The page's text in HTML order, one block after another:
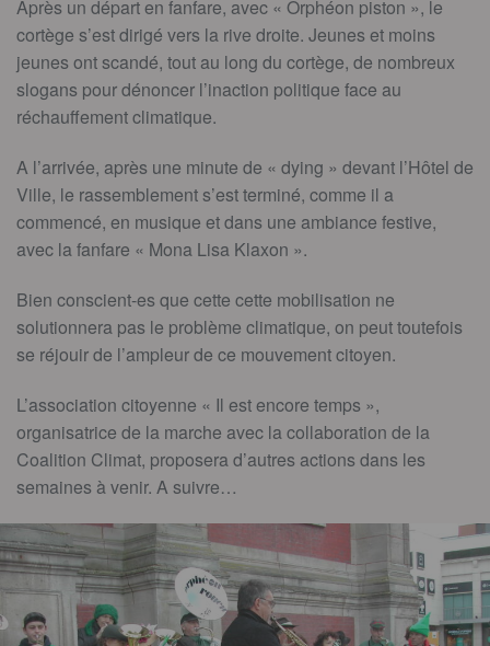
Après un départ en fanfare, avec « Orphéon piston », le
cortège s’est dirigé vers la rive droite. Jeunes et moins
jeunes ont scandé, tout au long du cortège, de nombreux
slogans pour dénoncer l’inaction politique face au
réchauffement climatique.
A l’arrivée, après une minute de « dying » devant l’Hôtel de
Ville, le rassemblement s’est terminé, comme il a
commencé, en musique et dans une ambiance festive,
avec la fanfare « Mona Lisa Klaxon ».
Bien conscient-es que cette cette mobilisation ne
solutionnera pas le problème climatique, on peut toutefois
se réjouir de l’ampleur de ce mouvement citoyen.
L’association citoyenne « Il est encore temps »,
organisatrice de la marche avec la collaboration de la
Coalition Climat, proposera d’autres actions dans les
semaines à venir. A suivre…